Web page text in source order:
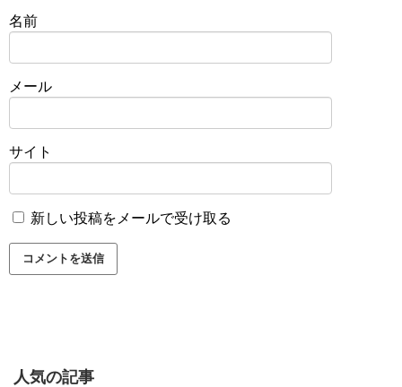
名前
メール
サイト
新しい投稿をメールで受け取る
人気の記事